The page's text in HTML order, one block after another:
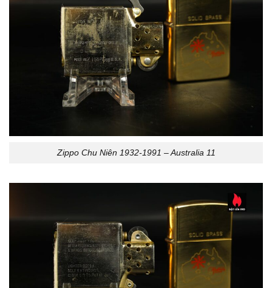
Zippo Chu Niên 1932-1991 – Australia 11